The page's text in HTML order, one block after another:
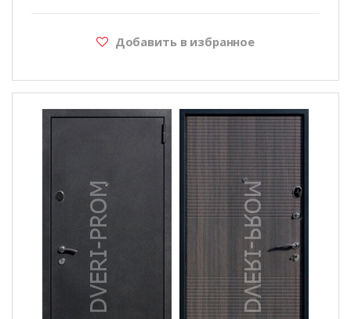
Добавить в избранное